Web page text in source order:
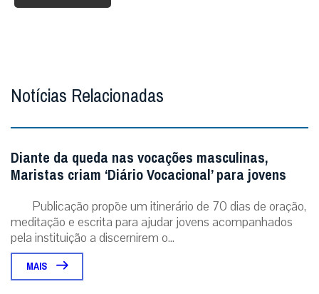
Notícias Relacionadas
Diante da queda nas vocações masculinas,
Maristas criam ‘Diário Vocacional’ para jovens
Publicação propõe um itinerário de 70 dias de oração,
meditação e escrita para ajudar jovens acompanhados
pela instituição a discernirem o...
MAIS